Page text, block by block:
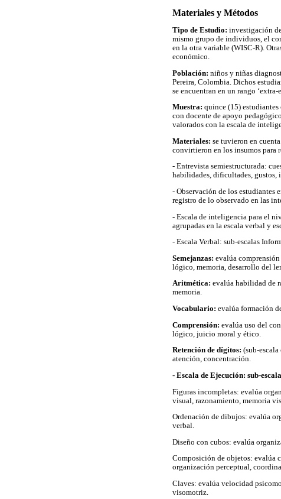
Materiales y Métodos
Tipo de Estudio: investigación
mismo grupo de individuos, el
en la otra variable (WISC-R).
económico.
Población: niños y niñas
Pereira, Colombia. Dichos
se encuentran en un rango ‘extra-
Muestra: quince (15)
con docente de apoyo
valorados con la escala de
Materiales: se tuvieron en
convirtieron en los insumos para
- Entrevista semiestructurada:
habilidades, dificultades, gustos,
- Observación de los estudiantes
registro de lo observado en las
- Escala de inteligencia para el
agrupadas en la escala verbal y
- Escala Verbal: sub-escalas
Semejanzas: evalúa
lógico, memoria, desarrollo del
Aritmética: evalúa habilidad de
memoria.
Vocabulario: evalúa formación
Comprensión: evalúa uso del
lógico, juicio moral y ético.
Retención de dígitos: (sub-
atención, concentración.
- Escala de Ejecución: sub-
Figuras incompletas: evalúa
visual, razonamiento, memoria
Ordenación de dibujos: evalúa
verbal.
Diseño con cubos: evalúa
Composición de objetos: evalúa
organización perceptual,
Claves: evalúa velocidad
visomotriz.